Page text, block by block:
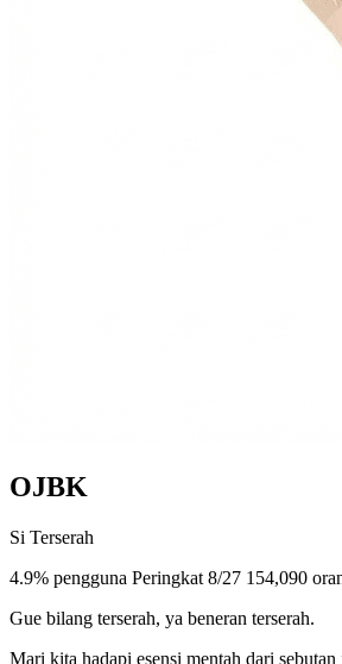
OJBK
Si Terserah
4.9% pengguna Peringkat 8/27 154,090
Gue bilang terserah, ya beneran terserah.
Mari kita hadapi esensi mentah dari